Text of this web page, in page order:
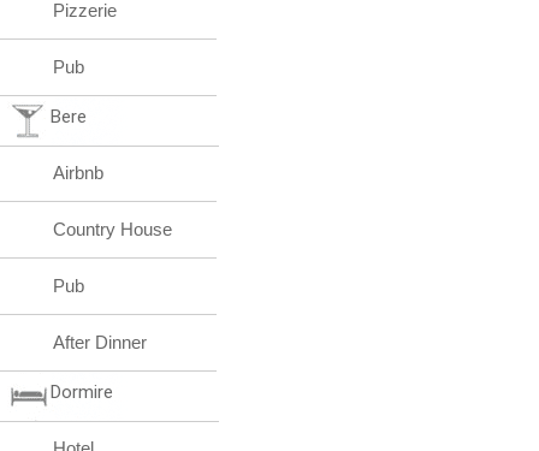
Pizzerie
Pub
Bere
Airbnb
Country House
Pub
After Dinner
Dormire